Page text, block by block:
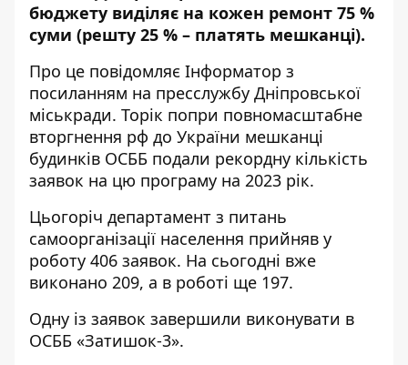
бюджету виділяє на кожен ремонт 75 %
суми (решту 25 % – платять мешканці).
Про це повідомляє Інформатор з
посиланням на пресслужбу Дніпровської
міськради. Торік попри повномасштабне
вторгнення рф до України мешканці
будинків ОСББ подали рекордну кількість
заявок на цю програму на 2023 рік.
Цьогоріч департамент з питань
самоорганізації населення прийняв у
роботу 406 заявок. На сьогодні вже
виконано 209, а в роботі ще 197.
Одну із заявок завершили виконувати в
ОСББ «Затишок-3».